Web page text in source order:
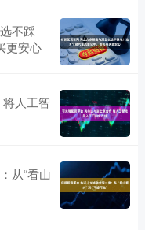
不踩
更安心
人工智
从“看山